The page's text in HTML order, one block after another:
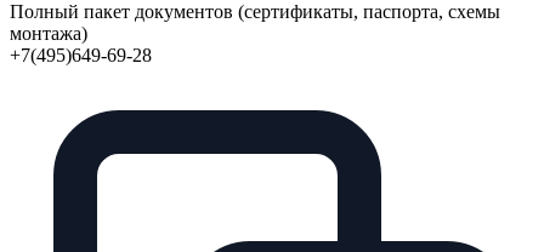
Полный пакет документов (сертификаты, паспорта, схемы
монтажа)
+7(495)649-69-28